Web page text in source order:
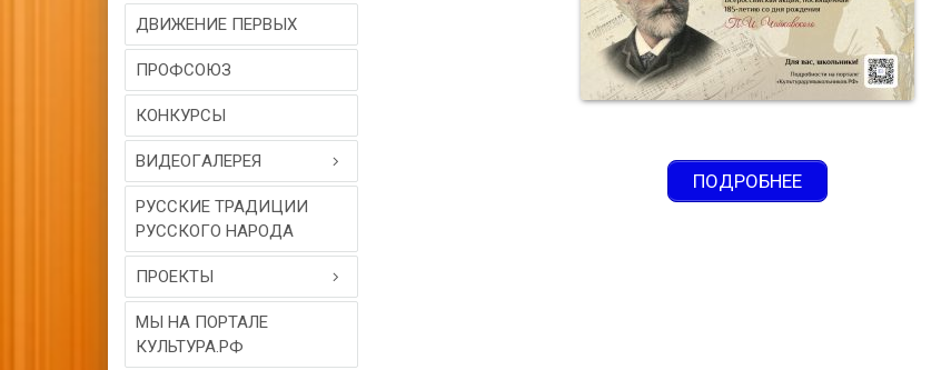
ДВИЖЕНИЕ ПЕРВЫХ
ПРОФСОЮЗ
КОНКУРСЫ
ВИДЕОГAЛЕРЕЯ
РУССКИЕ ТРАДИЦИИ
РУССКОГО НАРОДА
ПРОЕКТЫ
МЫ НА ПОРТАЛЕ
КУЛЬТУРА.РФ
ПОДРОБНЕЕ